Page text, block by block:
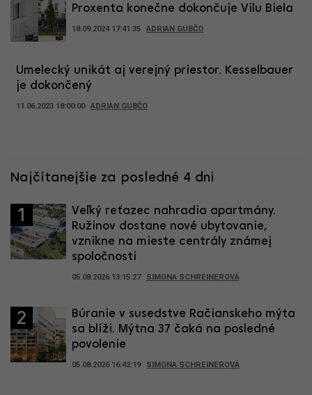
Proxenta konečne dokončuje Vilu Biela
18.09.2024 17:41:35 ADRIAN GUBČO
Umelecký unikát aj verejný priestor. Kesselbauer
je dokončený
11.06.2023 18:00:00 ADRIAN GUBČO
Najčítanejšie za posledné 4 dni
1
Veľký reťazec nahradia apartmány.
Ružinov dostane nové ubytovanie,
vznikne na mieste centrály známej
spoločnosti
05.08.2026 13:15:27 SIMONA SCHREINEROVÁ
2
Búranie v susedstve Račianskeho mýta
sa blíži. Mýtna 37 čaká na posledné
povolenie
05.08.2026 16:42:19 SIMONA SCHREINEROVÁ